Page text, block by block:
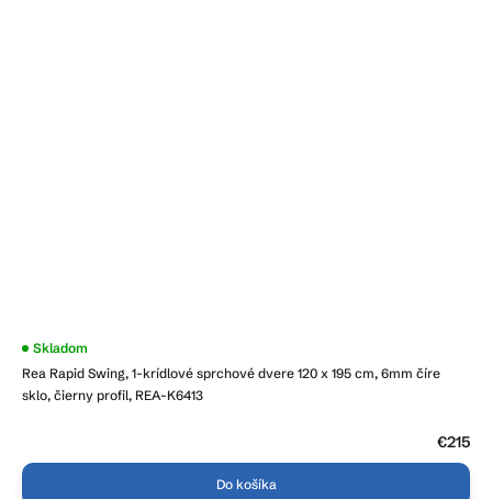
Rea Rapid Swing, 1-krídlové sprchové dvere 120 x 195 cm, 6mm číre
sklo, čierny profil, REA-K6413
Skladom
€215
Do košíka